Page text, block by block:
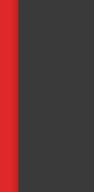
من
توجيهات
من
عاجل
عاجلة
من
انقطاع